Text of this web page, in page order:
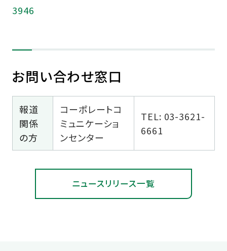
3946
お問い合わせ窓口
報道
関係
の方
コーポレートコ
ミュニケーショ
ンセンター
TEL: 03-3621-
6661
ニュースリリース一覧